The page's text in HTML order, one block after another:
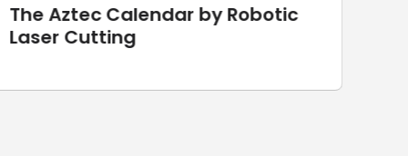
The Aztec Calendar by Robotic
Laser Cutting